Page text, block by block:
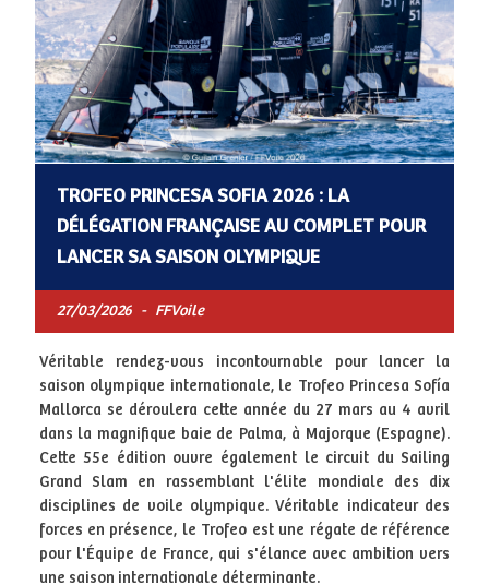
TROFEO PRINCESA SOFIA 2026 : LA
DÉLÉGATION FRANÇAISE AU COMPLET POUR
LANCER SA SAISON OLYMPIQUE
27/03/2026 - FFVoile
Véritable rendez-vous incontournable pour lancer la
saison olympique internationale, le Trofeo Princesa Sofía
Mallorca se déroulera cette année du 27 mars au 4 avril
dans la magnifique baie de Palma, à Majorque (Espagne).
Cette 55e édition ouvre également le circuit du Sailing
Grand Slam en rassemblant l'élite mondiale des dix
disciplines de voile olympique. Véritable indicateur des
forces en présence, le Trofeo est une régate de référence
pour l'Équipe de France, qui s'élance avec ambition vers
une saison internationale déterminante.